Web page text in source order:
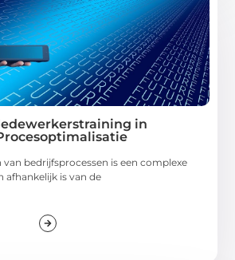
in
bedrijfsprocessen is een complexe
afhankelijk is van de